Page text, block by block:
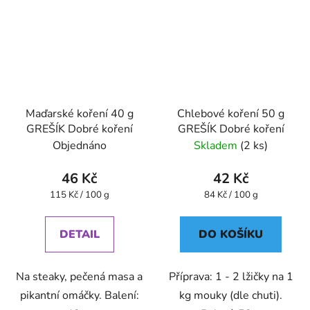
Maďarské koření 40 g
GREŠÍK Dobré koření
Objednáno
46 Kč
Měrná
115 Kč / 100 g
DETAIL
Na steaky, pečená masa a
pikantní omáčky. Balení:
Chlebové koření 50 g
GREŠÍK Dobré koření
Skladem (2 ks)
42 Kč
Měrná
84 Kč / 100 g
DO KOŠÍKU
Příprava: 1 - 2 lžičky na 1
kg mouky (dle chuti).